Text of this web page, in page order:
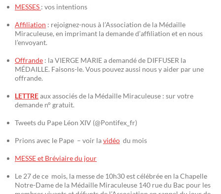
MESSES : vos intentions
Affiliation : rejoignez-nous à l’Association de la Médaille
Miraculeuse, en imprimant la demande d’affiliation et en nous
l’envoyant.
Offrande : la VIERGE MARIE a demandé de DIFFUSER la
MÉDAILLE. Faisons-le. Vous pouvez aussi nous y aider par une
offrande.
LETTREaux associés de la Médaille Miraculeuse : sur votre
demande n° gratuit.
Tweets du Pape Léon XIV (@Pontifex_fr)
Prions avec le Pape – voir lavidéo du mois
MESSE et Bréviaire du jour
Le 27 de ce mois, la messe de 10h30 est célébrée en la Chapelle
Notre-Dame de la Médaille Miraculeuse 140 rue du Bac pour les